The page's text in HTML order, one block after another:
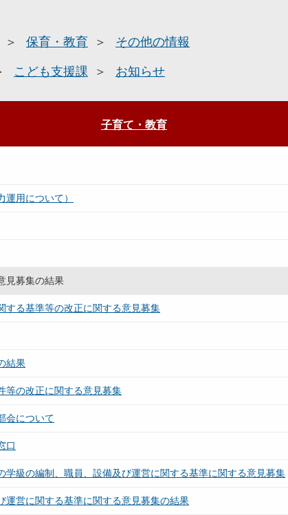
保育・教育 その他の情報
こども支援課 お知らせ
子育て・教育
用について）
見募集の結果
する基準等の改正に関する意見募集
結果
等の改正に関する意見募集
会について
口
学級の編制、職員、設備及び運営に関する基準に関する意見募集
運営に関する基準に関する意見募集の結果